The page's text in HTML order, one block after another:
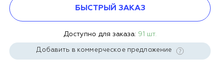
БЫСТРЫЙ ЗАКАЗ
Доступно для заказа: 91 шт.
Добавить в коммерческое предложение